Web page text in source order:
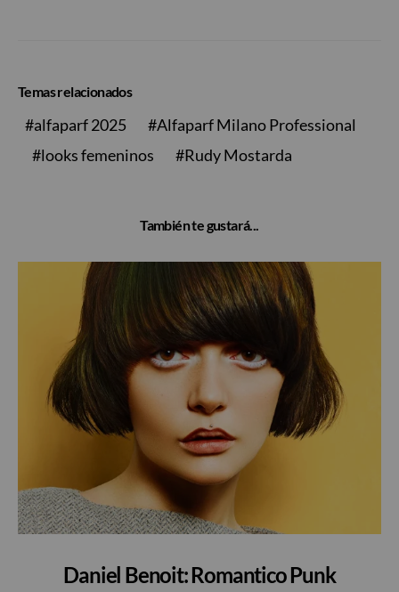
Temas relacionados
alfaparf 2025
Alfaparf Milano Professional
looks femeninos
Rudy Mostarda
También te gustará...
Daniel Benoit: Romantico Punk